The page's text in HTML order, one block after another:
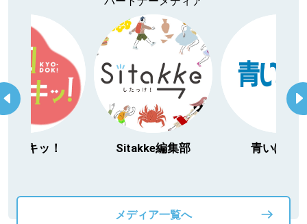
日ドキッ！ Sitakke編集部 青いぽす
メディア一覧へ